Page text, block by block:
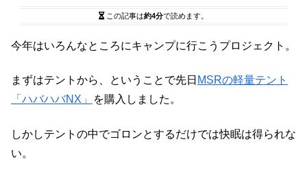
この記事は約4分で読めます。
今年はいろんなところにキャンプに行こうプロジェクト。
まずはテントから、ということで先日 MSRの軽量テント
「ハバハバNX」
を購入しました。
しかしテントの中でゴロンとするだけでは快眠は得られな
い。